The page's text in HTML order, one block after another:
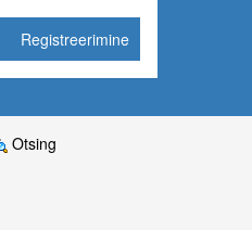
Registreerimine
Otsing